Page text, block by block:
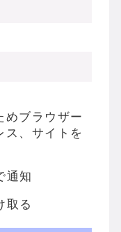
めブラウザー
ス、サイトを
通知
取る